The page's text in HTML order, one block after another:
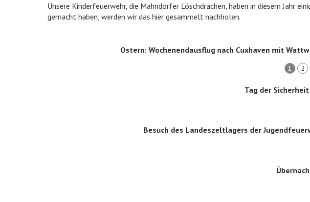
Unsere Kinderfeuerwehr, die Mahndorfer Löschdrachen, haben in diesem Jahr
gemacht haben, werden wir das hier gesammelt nachholen.
Ostern: Wochenendausflug nach Cuxhaven mit
1 2
Tag der
Besuch des Landeszeltlagers der